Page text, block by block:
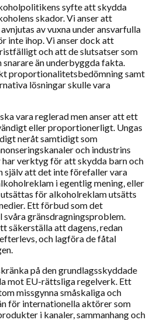
syfte att skydda
skador. Vi anser att
av vuxna under ansvarfulla
inte ihop. Vi anser dock att
och att de slutsatser som
än underbyggda fakta.
proportionalitetsbedömning samt
lösningar skulle vara
vara reglerad men anser att ett
eller proportionerligt. Ungas
neråt samtidigt som
och industrins
verktyg för att skydda barn och
själv att det inte förefaller vara
i egentlig mening, eller
för alkoholreklam utsätts
Ett förbud som det
gränsdragningsproblem.
säkerställa att dagens, redan
och lagföra de fåtal
på den grundlagsskyddade
mot EU-rättsliga regelverk. Ett
missgynna småskaliga och
för internationella aktörer som
i kanaler, sammanhang och